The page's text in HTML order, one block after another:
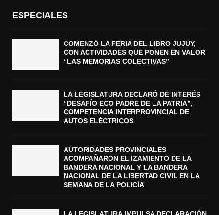
ESPECIALES
COMENZÓ LA FERIA DEL LIBRO JUJUY,
CON ACTIVIDADES QUE PONEN EN VALOR
“LAS MEMORIAS COLECTIVAS”
LA LEGISLATURA DECLARÓ DE INTERÉS
“DESAFÍO ECO PADRE DE LA PATRIA”,
COMPETENCIA INTERPROVINCIAL DE
AUTOS ELÉCTRICOS
AUTORIDADES PROVINCIALES
ACOMPAÑARON EL IZAMIENTO DE LA
BANDERA NACIONAL Y LA BANDERA
NACIONAL DE LA LIBERTAD CIVIL EN LA
SEMANA DE LA POLICÍA